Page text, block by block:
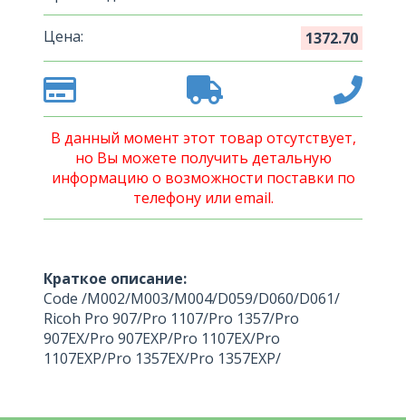
Цена: 1372.70
В данный момент этот товар отсутствует,
но Вы можете получить детальную
информацию о возможности поставки по
телефону или email.
Краткое описание:
Code /M002/M003/M004/D059/D060/D061/
Ricoh Pro 907/Pro 1107/Pro 1357/Pro
907EX/Pro 907EXP/Pro 1107EX/Pro
1107EXP/Pro 1357EX/Pro 1357EXP/